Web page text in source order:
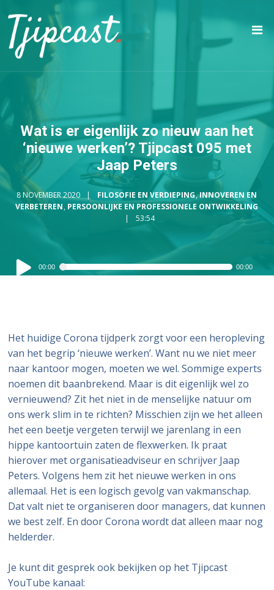
Wat is er eigenlijk zo nieuw aan het
‘nieuwe werken’? Tjipcast 095 met
Jaap Peters
8 NOVEMBER 2020 FILOSOFIE EN VERDIEPING,INNOVEREN EN
VERBETEREN, PERSOONLIJKE EN PROFESSIONELE ONTWIKKELING
53:54
Audiospeler
00:00 00:00
Het huidige Corona tijdperk zorgt voor een heropleving
van het begrip ‘nieuwe werken’. Want nu we niet meer
naar kantoor mogen, moeten we wel. Sommige experts
noemen dit baanbrekend. Maar is dit eigenlijk wel zo
vernieuwend? Zit het niet in de menselijke natuur om
ons werk slim in te richten? Misschien zijn we het alleen
het een beetje vergeten terwijl we jarenlang in een
hippe kantoortuin zaten de flexwerken. Ik praat
hierover met organisatieadviseur en schrijver Jaap
Peters. Volgens hem zit het nieuwe werken in ons
allemaal. Het is een logisch gevolg van vakmanschap.
Dat valt niet te organiseren door managers, dat kunnen
we best zelf. En door Corona wordt dat alleen maar nog
helderder.
Je kunt dit gesprek ook bekijken op het Tjipcast
YouTube kanaal: